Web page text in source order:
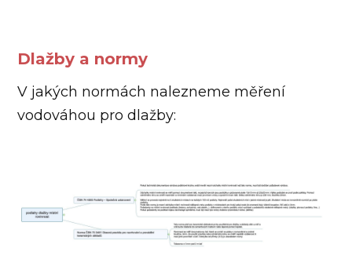
Dlažby a normy
V jakých normách nalezneme měření
vodováhou pro dlažby: